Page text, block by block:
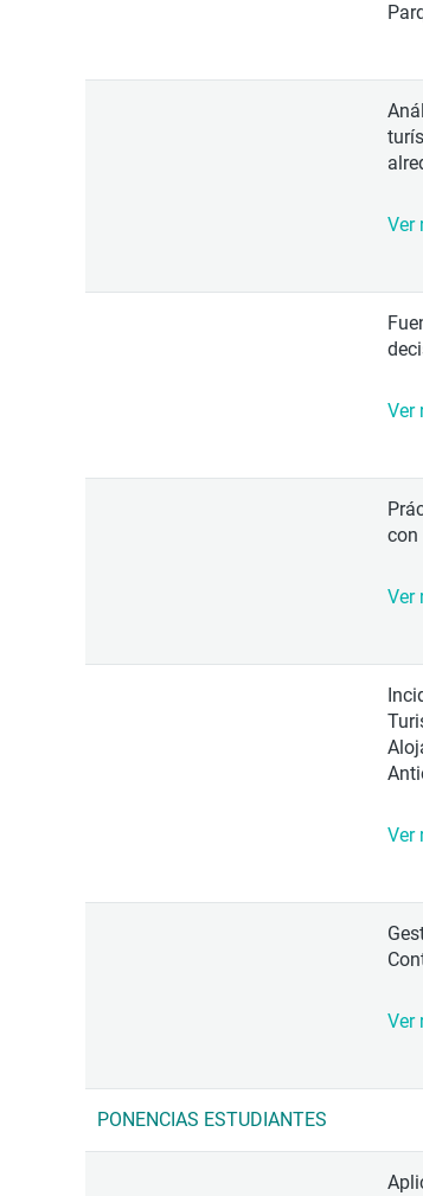
Ver
Ver
con
Ver
Ver
Ver
PONENCIAS ESTUDIANTES